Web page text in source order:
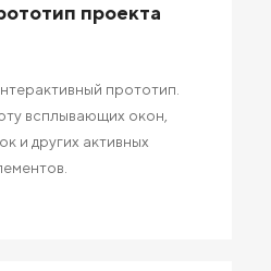
проекта
прототип.
всплывающих окон,
и других активных